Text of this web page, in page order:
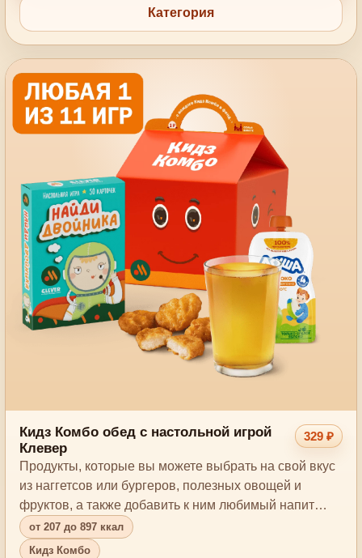
Категория
Кидз Комбо обед с настольной игрой
Клевер
329 ₽
Продукты, которые вы можете выбрать на свой вкус
из наггетсов или бургеров, полезных овощей и
фруктов, а также добавить к ним любимый напит…
от 207 до 897 ккал
Кидз Комбо